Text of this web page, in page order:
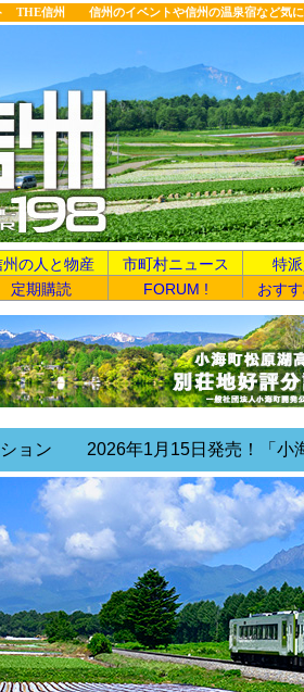
THE信州 信州のイベントや信州の温泉宿など気に
州の人と物産 市町村ニュース
特
定期購読 FORUM ! おす
ョン 2026年1月15日発売！「小